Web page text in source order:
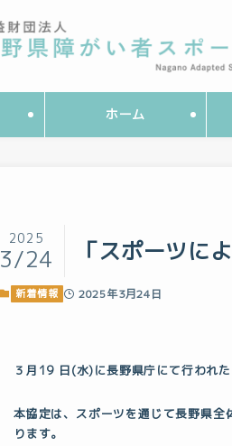
ホーム
「スポーツに
2025
3/24
新着情報 2025年3月24日
３月19 日(水)に長野県庁にて行われ
本協定は、スポーツを通じて長野県
ります。